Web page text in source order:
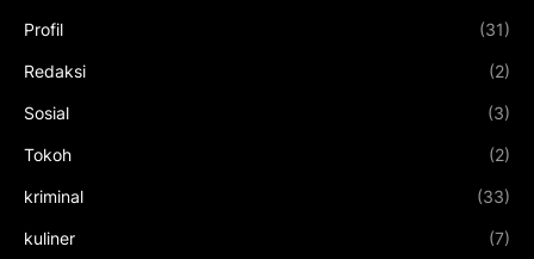
Profil (31)
Redaksi (2)
Sosial (3)
Tokoh (2)
kriminal (33)
kuliner (7)